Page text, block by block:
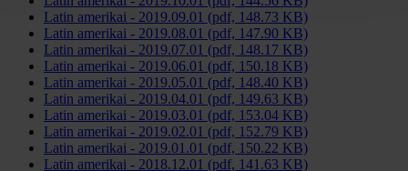
Latin amerikai - 2019.09.01 (pdf, 148.73 KB)
Latin amerikai - 2019.08.01 (pdf, 147.90 KB)
Latin amerikai - 2019.07.01 (pdf, 148.17 KB)
Latin amerikai - 2019.06.01 (pdf, 150.18 KB)
Latin amerikai - 2019.05.01 (pdf, 148.40 KB)
Latin amerikai - 2019.04.01 (pdf, 149.63 KB)
Latin amerikai - 2019.03.01 (pdf, 153.04 KB)
Latin amerikai - 2019.02.01 (pdf, 152.79 KB)
Latin amerikai - 2019.01.01 (pdf, 150.22 KB)
Latin amerikai - 2018.12.01 (pdf, 141.63 KB)